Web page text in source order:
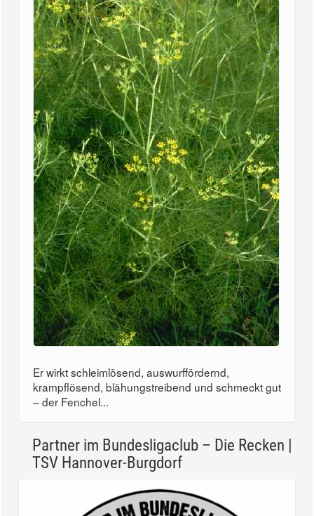
Er wirkt schleimlösend, auswurffördernd,
krampflösend, blähungstreibend und schmeckt gut
– der Fenchel...
Partner im Bundesligaclub – Die Recken |
TSV Hannover-Burgdorf